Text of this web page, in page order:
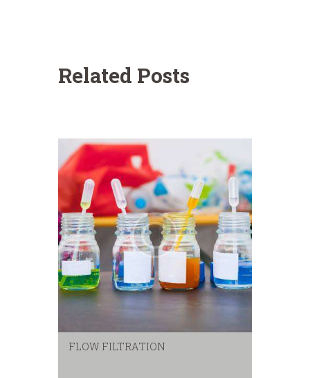
Related Posts
FLOW FILTRATION